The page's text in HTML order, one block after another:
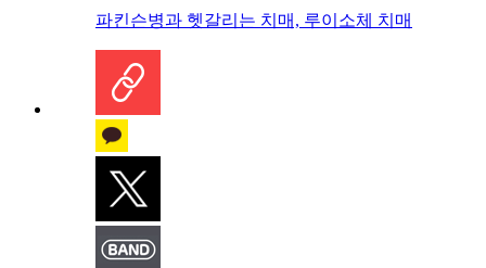
파킨슨병과 헷갈리는 치매, 루이소체 치매